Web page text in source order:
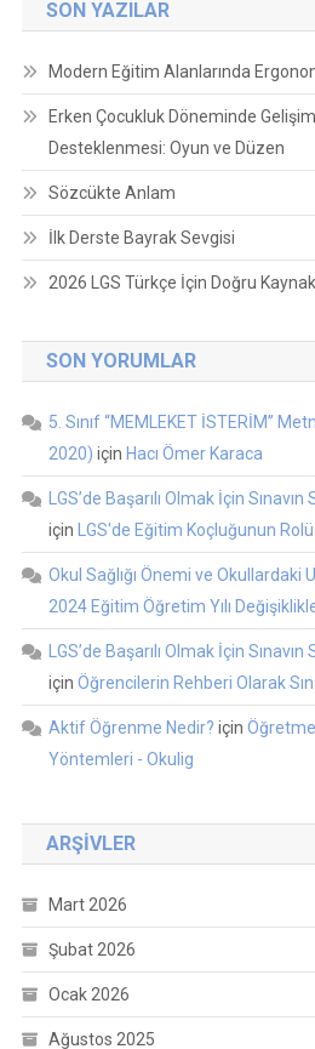
SON YAZILAR
Modern Eğitim Alanlarında
Erken Çocukluk Döneminde
Desteklenmesi: Oyun ve Düzen
Sözcükte Anlam
İlk Derste Bayrak Sevgisi
2026 LGS Türkçe İçin Doğru
SON YORUMLAR
5. Sınıf “MEMLEKET İSTERİM”
2020) için Hacı Ömer Karaca
LGS’de Başarılı Olmak İçin Sınavın
için LGS'de Eğitim Koçluğunun
Okul Sağlığı Önemi ve Okullardaki
2024 Eğitim Öğretim Yılı
LGS’de Başarılı Olmak İçin Sınavın
için Öğrencilerin Rehberi Olarak
Aktif Öğrenme Nedir? için
Yöntemleri - Okulig
ARŞIVLER
Mart 2026
Şubat 2026
Ocak 2026
Ağustos 2025